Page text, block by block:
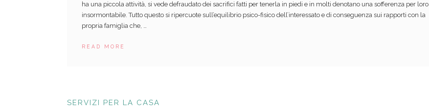
ha una piccola attività, si vede defraudato dei sacrifici fatti per tenerla in piedi e in molti denotano una sofferenza per loro
insormontabile. Tutto questo si ripercuote sull’equilibrio psico-fisico dell’interessato e di conseguenza sui rapporti con la
propria famiglia che, …
READ MORE
SERVIZI PER LA CASA